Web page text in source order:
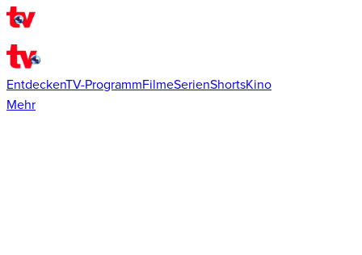
EntdeckenTV-ProgrammFilmeSerienShortsKino
Mehr